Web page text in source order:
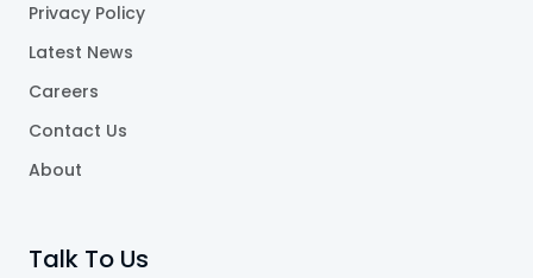
Privacy Policy
Latest News
Careers
Contact Us
About
Talk To Us